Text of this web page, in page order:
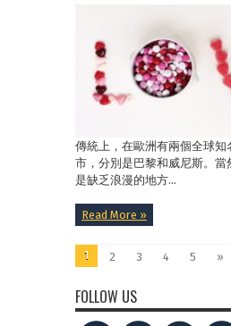
傳統上，在歐洲有兩個全球知
市，分別是巴黎和威尼斯。當
是缺乏浪漫的地方...
Read More »
1 2 3 4 5 »
FOLLOW US